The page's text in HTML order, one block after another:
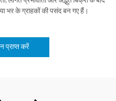
भर के ग्राहकों की पसंद बन गए हैं।
प्राप्त करें